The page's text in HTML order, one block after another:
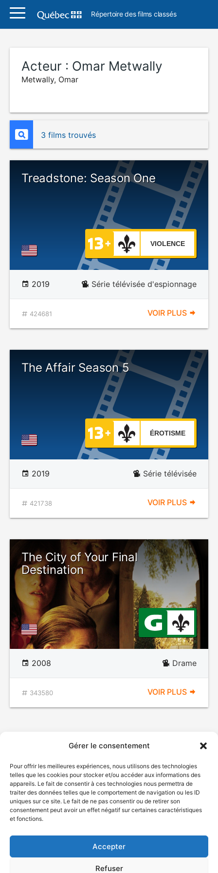
Gérer le consentement
Pour offrir les meilleures expériences, nous utilisons des technologies
telles que les cookies pour stocker et/ou accéder aux informations des
appareils. Le fait de consentir à ces technologies nous permettra de
traiter des données telles que le comportement de navigation ou les ID
uniques sur ce site. Le fait de ne pas consentir ou de retirer son
consentement peut avoir un effet négatif sur certaines caractéristiques
et fonctions.
Accepter
Refuser
Répertoire des films classés
Acteur : Omar Metwally
Metwally, Omar
3 films trouvés
Treadstone: Season One
VIOLENCE
2019 Série télévisée d'espionnage
424681 VOIR PLUS
The Affair Season 5
ÉROTISME
2019 Série télévisée
421738 VOIR PLUS
The City of Your Final
Destination
2008 Drame
343580 VOIR PLUS
© Gouvernement du Québec, 2026
Plan du site
Accessibilité
Accès à l'information
Déclaration de services